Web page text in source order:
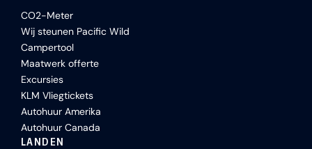
CO2-Meter
Wij steunen Pacific Wild
Campertool
Maatwerk offerte
Excursies
KLM Vliegtickets
Autohuur Amerika
Autohuur Canada
LANDEN